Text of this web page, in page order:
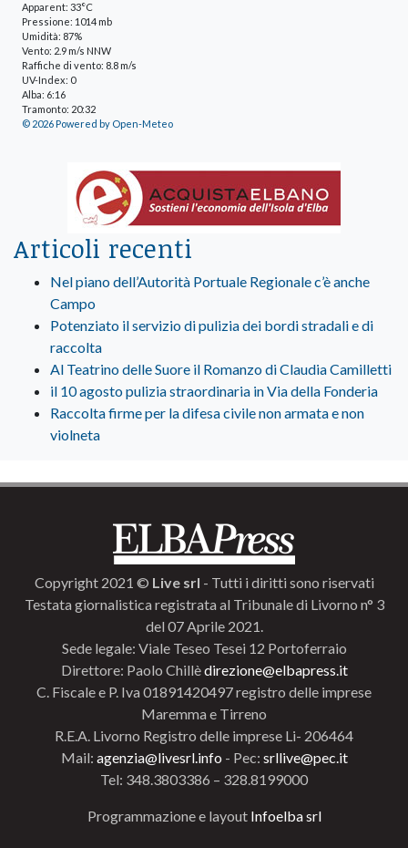
Apparent: 33°C
Pressione: 1014 mb
Umidità: 87%
Vento: 2.9 m/s NNW
Raffiche di vento: 8.8 m/s
UV-Index: 0
Alba: 6:16
Tramonto: 20:32
© 2026 Powered by Open-Meteo
Articoli recenti
Nel piano dell’Autorità Portuale Regionale c’è anche
Campo
Potenziato il servizio di pulizia dei bordi stradali e di
raccolta
Al Teatrino delle Suore il Romanzo di Claudia Camilletti
il 10 agosto pulizia straordinaria in Via della Fonderia
Raccolta firme per la difesa civile non armata e non
violneta
Copyright 2021 © Live srl - Tutti i diritti sono riservati
Testata giornalistica registrata al Tribunale di Livorno n° 3
del 07 Aprile 2021.
Sede legale: Viale Teseo Tesei 12 Portoferraio
Direttore: Paolo Chillèdirezione@elbapress.it
C. Fiscale e P. Iva 01891420497 registro delle imprese
Maremma e Tirreno
R.E.A. Livorno Registro delle imprese Li- 206464
Mail: agenzia@livesrl.info - Pec: srllive@pec.it
Tel: 348.3803386 – 328.8199000
Programmazione e layout Infoelba srl